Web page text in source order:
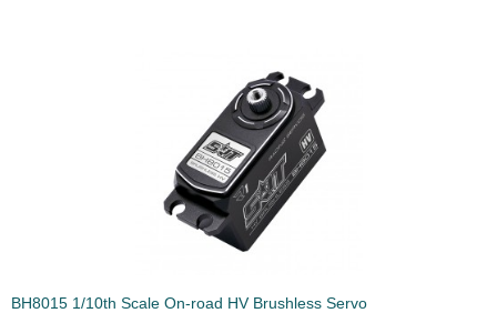
BH8015 1/10th Scale On-road HV Brushless Servo